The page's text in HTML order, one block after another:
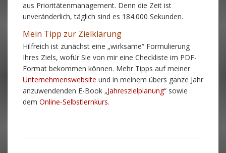
aus Prioritätenmanagement. Denn die Zeit ist
unveränderlich, täglich sind es 184.000 Sekunden.
Mein Tipp zur Zielklärung
Hilfreich ist zunächst eine „wirksame“ Formulierung
Ihres Ziels, wofür Sie von mir eine Checkliste im PDF-
Format bekommen können. Mehr Tipps auf meiner
Unternehmenswebsite und in meinem übers ganze Jahr
anzuwendenden E-Book „Jahreszielplanung“ sowie
dem Online-Selbstlernkurs.